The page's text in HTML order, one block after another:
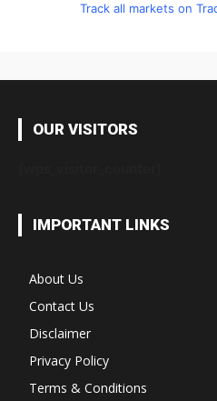
Track all markets on
OUR VISITORS
IMPORTANT LINKS
About Us
Contact Us
Disclaimer
Privacy Policy
Terms & Conditions